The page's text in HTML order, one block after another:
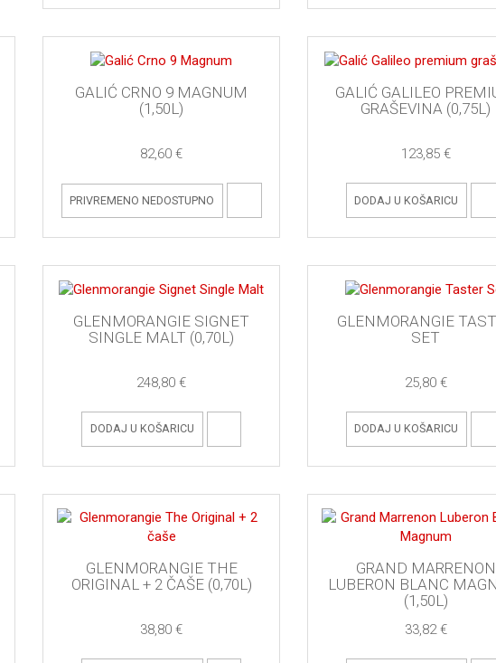
GALIĆ CRNO 9 MAGNUM
(1,50L)
82,60 €
PRIVREMENO NEDOSTUPNO
GALIĆ GALILEO
GRAŠEVINA (0,75L)
123,85 €
DODAJ U KOŠARICU
GLENMORANGIE SIGNET
SINGLE MALT (0,70L)
248,80 €
DODAJ U KOŠARICU
GLENMORANGIE
SET
25,80 €
DODAJ U KOŠARICU
GLENMORANGIE THE
ORIGINAL + 2 ČAŠE (0,70L)
38,80 €
GRAND MARRENON
LUBERON BLANC
(1,50L)
33,82 €